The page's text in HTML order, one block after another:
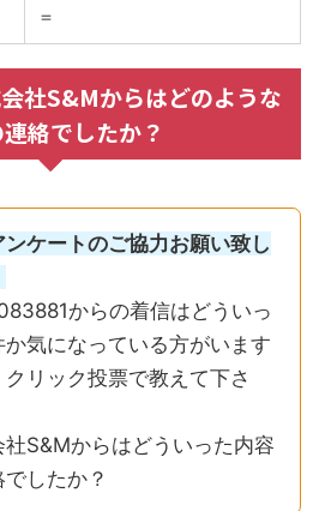
＝
社S&Mからはどのような
絡でしたか？
ンケートのご協力お願い致し
からの着信はどういっ
か気になっている方がいます
クリック投票で教えて下さ
社S&Mからはどういった内容
したか？